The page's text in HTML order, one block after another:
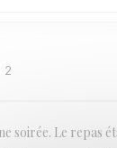
2
soirée. Le